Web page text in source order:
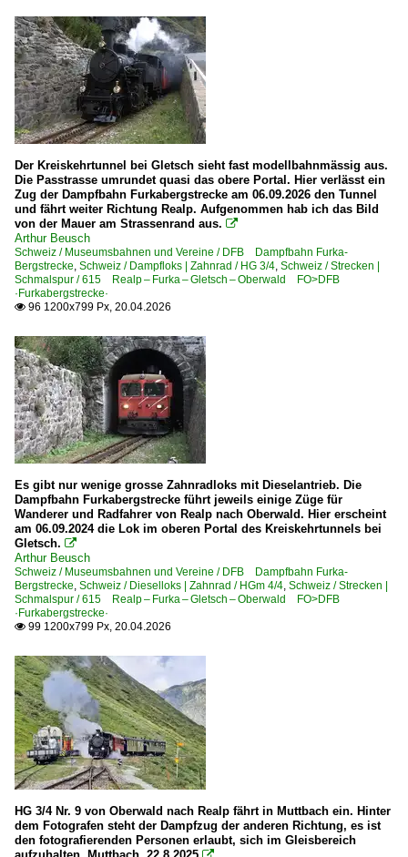
Der Kreiskehrtunnel bei Gletsch sieht fast modellbahnmässig aus.
Die Passtrasse umrundet quasi das obere Portal. Hier verlässt ein
Zug der Dampfbahn Furkabergstrecke am 06.09.2026 den Tunnel
und fährt weiter Richtung Realp. Aufgenommen hab ich das Bild
von der Mauer am Strassenrand aus. 
Arthur Beusch
Schweiz / Museumsbahnen und Vereine / DFB Dampfbahn Furka-
Bergstrecke, Schweiz / Dampfloks | Zahnrad / HG 3/4, Schweiz / Strecken |
Schmalspur / 615 Realp – Furka – Gletsch – Oberwald FO>DFB
·Furkabergstrecke·
 96 1200x799 Px, 20.04.2026
Es gibt nur wenige grosse Zahnradloks mit Dieselantrieb. Die
Dampfbahn Furkabergstrecke führt jeweils einige Züge für
Wanderer und Radfahrer von Realp nach Oberwald. Hier erscheint
am 06.09.2024 die Lok im oberen Portal des Kreiskehrtunnels bei
Gletsch. 
Arthur Beusch
Schweiz / Museumsbahnen und Vereine / DFB Dampfbahn Furka-
Bergstrecke, Schweiz / Dieselloks | Zahnrad / HGm 4/4, Schweiz / Strecken |
Schmalspur / 615 Realp – Furka – Gletsch – Oberwald FO>DFB
·Furkabergstrecke·
 99 1200x799 Px, 20.04.2026
HG 3/4 Nr. 9 von Oberwald nach Realp fährt in Muttbach ein. Hinter
dem Fotografen steht der Dampfzug der anderen Richtung, es ist
den fotografierenden Personen erlaubt, sich im Gleisbereich